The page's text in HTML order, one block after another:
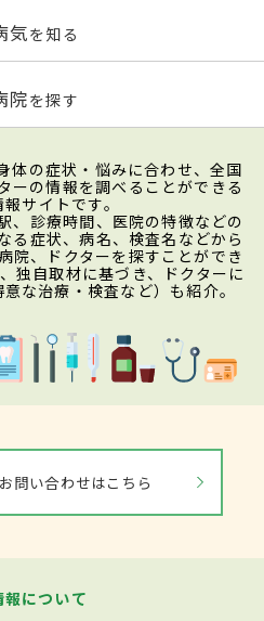
気を知る
院を探す
体の症状・悩みに合わせ、全国
ーの情報を調べることができる
サイトです。
、診療時間、医院の特徴などの
る症状、病名、検査名などから
院、ドクターを探すことができ
独自取材に基づき、ドクターに
な治療・検査など）も紹介。
問い合わせはこちら
について